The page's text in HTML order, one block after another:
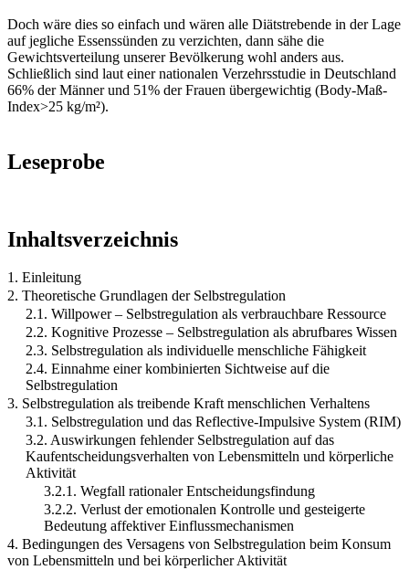
Doch wäre dies so einfach und wären alle Diätstrebende in der Lage
auf jegliche Essenssünden zu verzichten, dann sähe die
Gewichtsverteilung unserer Bevölkerung wohl anders aus.
Schließlich sind laut einer nationalen Verzehrsstudie in Deutschland
66% der Männer und 51% der Frauen übergewichtig (Body-Maß-
Index>25 kg/m²).
Leseprobe
Inhaltsverzeichnis
1. Einleitung
2. Theoretische Grundlagen der Selbstregulation
2.1. Willpower – Selbstregulation als verbrauchbare Ressource
2.2. Kognitive Prozesse – Selbstregulation als abrufbares Wissen
2.3. Selbstregulation als individuelle menschliche Fähigkeit
2.4. Einnahme einer kombinierten Sichtweise auf die
Selbstregulation
3. Selbstregulation als treibende Kraft menschlichen Verhaltens
3.1. Selbstregulation und das Reflective-Impulsive System (RIM)
3.2. Auswirkungen fehlender Selbstregulation auf das
Kaufentscheidungsverhalten von Lebensmitteln und körperliche
Aktivität
3.2.1. Wegfall rationaler Entscheidungsfindung
3.2.2. Verlust der emotionalen Kontrolle und gesteigerte
Bedeutung affektiver Einflussmechanismen
4. Bedingungen des Versagens von Selbstregulation beim Konsum
von Lebensmitteln und bei körperlicher Aktivität